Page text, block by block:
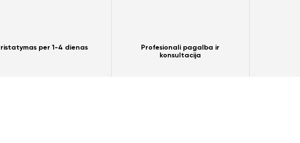
per 1-4 dienas
Profesionali pagalba ir
konsultacija